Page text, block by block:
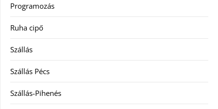
Programozás
Ruha cipő
Szállás
Szállás Pécs
Szállás-Pihenés